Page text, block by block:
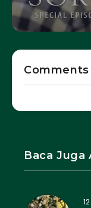
Comments
Baca Juga